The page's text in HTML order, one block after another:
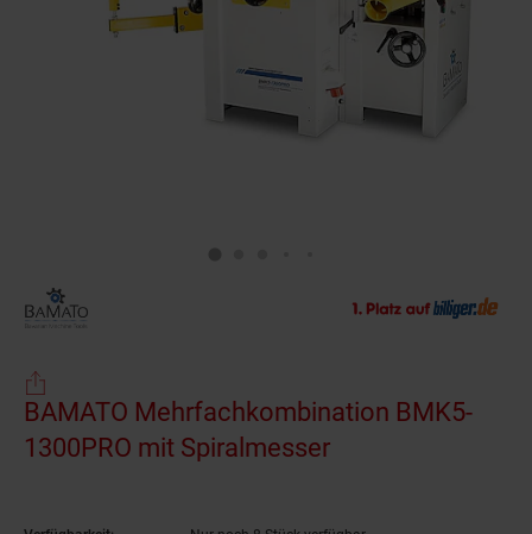
BAMATO Mehrfachkombination BMK5-
1300PRO mit Spiralmesser